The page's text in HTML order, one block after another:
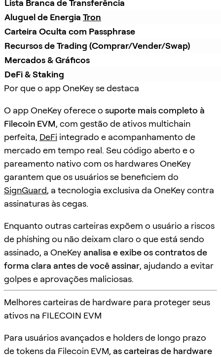
Lista Branca de Transferência
Aluguel de Energia Tron
Carteira Oculta com Passphrase
Recursos de Trading (Comprar/Vender/Swap)
Mercados & Gráficos
DeFi & Staking
Por que o app OneKey se destaca
O app OneKey oferece o suporte mais completo à
Filecoin EVM, com gestão de ativos multichain
perfeita, DeFi integrado e acompanhamento de
mercado em tempo real. Seu código aberto e o
pareamento nativo com os hardwares OneKey
garantem que os usuários se beneficiem do
SignGuard, a tecnologia exclusiva da OneKey contra
assinaturas às cegas.
Enquanto outras carteiras expõem o usuário a riscos
de phishing ou não deixam claro o que está sendo
assinado, a OneKeyanalisa e exibe os contratos de
forma clara antes de você assinar, ajudando a evitar
golpes e aprovações maliciosas.
Melhores carteiras de hardware para proteger seus
ativos na FILECOIN EVM
Para usuários avançados e holders de longo prazo
de tokens da Filecoin EVM, as carteiras de hardware